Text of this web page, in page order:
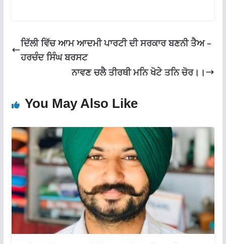
k p
ਦਿੱਲੀ ਵਿੱਚ ਆਮ ਆਦਮੀ ਪਾਰਟੀ ਦੀ ਸਰਕਾਰ ਬਣਨੀ ਤੈਅ –
ਹਰਚੰਦ ਸਿੰਘ ਬਰਸਟ
ਨਾਵਣ ਚਲੈ ਤੀਰਥੀ ਮਨਿ ਖੋਟੇ ਤਨਿ ਚੋਰ।।
You May Also Like